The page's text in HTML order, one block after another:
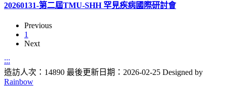
20260131-第二屆TMU-SHH 罕見疾病國際研討會
Previous
1
Next
:::
造訪人次：14890 最後更新日期：2026-02-25 Designed by
Rainbow